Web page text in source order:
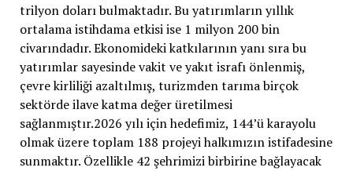
trilyon doları bulmaktadır. Bu yatırımların yıllık
ortalama istihdama etkisi ise 1 milyon 200 bin
civarındadır. Ekonomideki katkılarının yanı sıra bu
yatırımlar sayesinde vakit ve yakıt israfı önlenmiş,
çevre kirliliği azaltılmış, turizmden tarıma birçok
sektörde ilave katma değer üretilmesi
sağlanmıştır.2026 yılı için hedefimiz, 144’ü karayolu
olmak üzere toplam 188 projeyi halkımızın istifadesine
sunmaktır. Özellikle 42 şehrimizi birbirine bağlayacak